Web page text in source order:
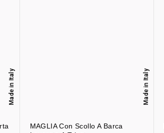
Made in Italy
MAGLIA Con Scollo A Barca
Made in Italy